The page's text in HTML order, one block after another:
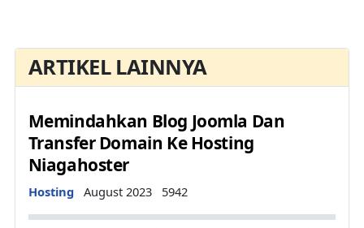
ARTIKEL LAINNYA
Memindahkan Blog Joomla Dan
Transfer Domain Ke Hosting
Niagahoster
Details
Hosting August 2023 5942